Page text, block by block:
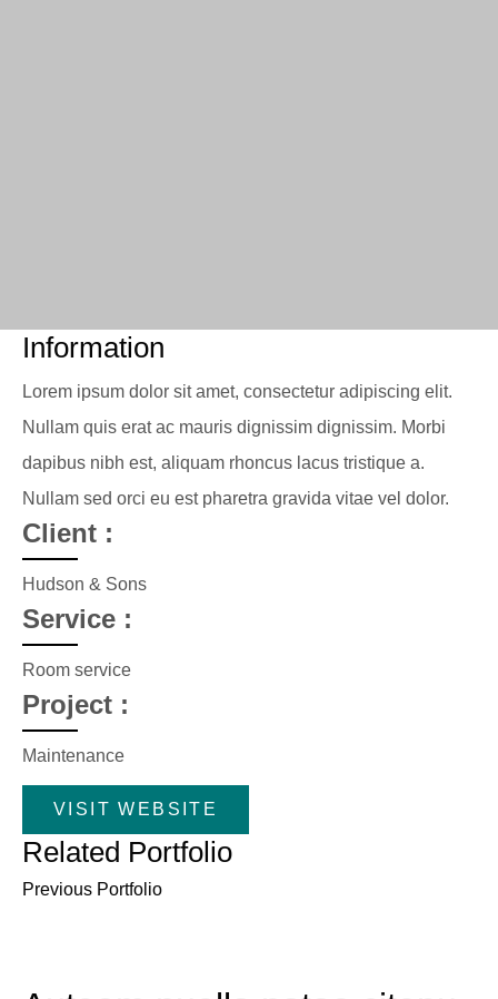
Information
Lorem ipsum dolor sit amet, consectetur adipiscing elit.
Nullam quis erat ac mauris dignissim dignissim. Morbi
dapibus nibh est, aliquam rhoncus lacus tristique a.
Nullam sed orci eu est pharetra gravida vitae vel dolor.
Client :
Hudson & Sons
Service :
Room service
Project :
Maintenance
VISIT WEBSITE
Related Portfolio
Previous Portfolio